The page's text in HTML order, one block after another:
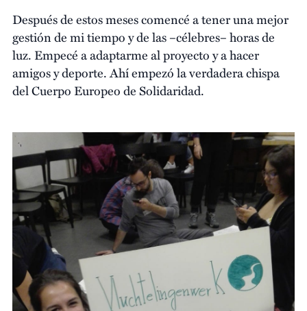
Después de estos meses comencé a tener una mejor
gestión de mi tiempo y de las –célebres– horas de
luz. Empecé a adaptarme al proyecto y a hacer
amigos y deporte. Ahí empezó la verdadera chispa
del Cuerpo Europeo de Solidaridad.